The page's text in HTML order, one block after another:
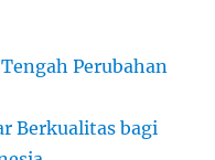
Perubahan
Berkualitas bagi